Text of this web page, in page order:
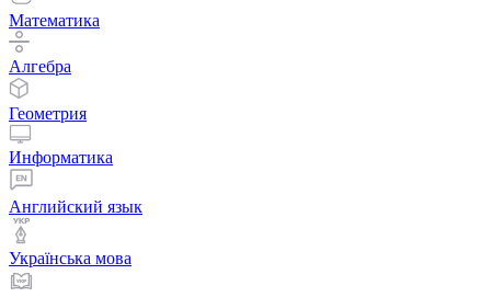
Математика
Алгебра
Геометрия
Информатика
Английский язык
Українська мова